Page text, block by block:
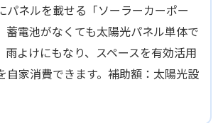
パネルを載せる「ソーラーカーポー
蓄電池がなくても太陽光パネル単体で
雨よけにもなり、スペースを有効活用
自家消費できます。補助額：太陽光設